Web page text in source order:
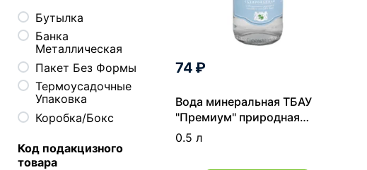
Бутылка
Банка
Металлическая
Пакет Без Формы
Термоусадочные
Упаковка
Коробка/Бокс
Код подакцизного
товара
74 ₽
Вода минеральная ТБАУ
"Премиум" природная
газированная 0,5 л
0.5 л